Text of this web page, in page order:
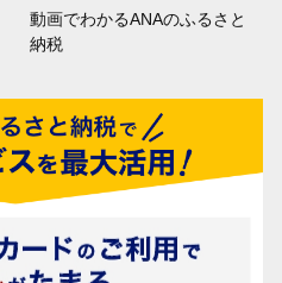
動画でわかるANAのふるさと
納税